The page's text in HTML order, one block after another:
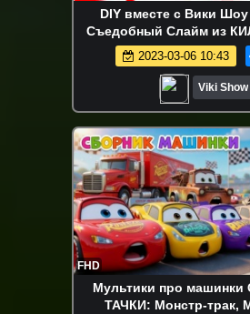
DIY вместе с Вики
Съедобный Слайм из
Мишек
2023-03-06 10:43
Viki Show
FHD
Мультики про машинки
ТАЧКИ: Монстр-трак,